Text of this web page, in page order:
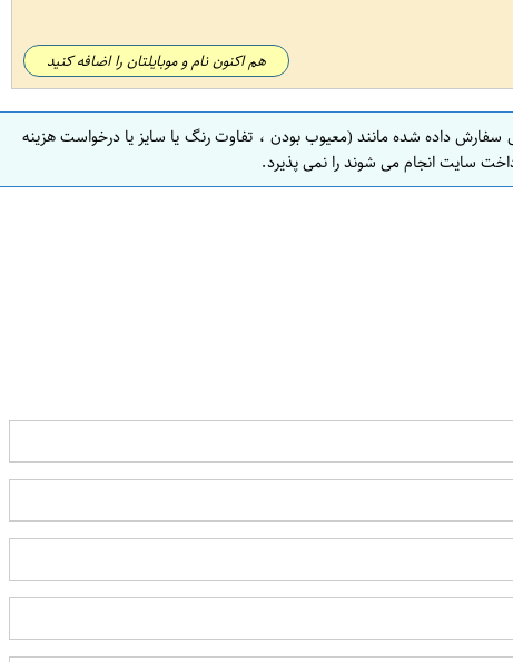
هم اکنون نام و موبایلتان را اضافه کنید
سفارش داده شده مانند (معیوب بودن ، تفاوت رنگ یا سایز یا درخواست هزینه
سایت انجام می شوند را نمی پذیرد.